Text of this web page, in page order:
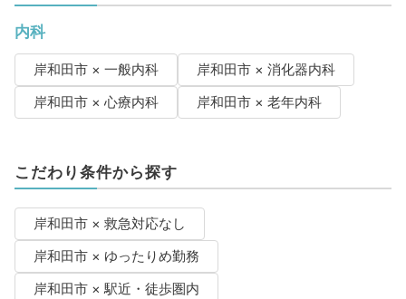
内科
岸和田市 × 一般内科
岸和田市 × 消化器内科
岸和田市 × 心療内科
岸和田市 × 老年内科
こだわり条件から探す
岸和田市 × 救急対応なし
岸和田市 × ゆったりめ勤務
岸和田市 × 駅近・徒歩圏内